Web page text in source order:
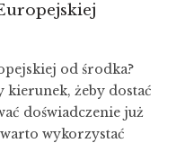
od środka?
kierunek, żeby dostać
doświadczenie już
wykorzystać